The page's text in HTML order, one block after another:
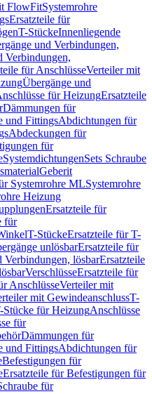
FlowFitSystemrohre
Ersatzteile für
T-StückeInnenliegende
und Verbindungen,
Verbindungen,
für AnschlüsseVerteiler mit
Übergänge und
für HeizungErsatzteile
Dämmungen für
und FittingsAbdichtungen für
Abdeckungen für
für
SystemdichtungenSets Schraube
Geberit
Systemrohre MLSystemrohre
Heizung
Ersatzteile für
für
T-StückeErsatzteile für T-
unlösbarErsatzteile für
Verbindungen, lösbarErsatzteile
VerschlüsseErsatzteile für
AnschlüsseVerteiler mit
mit GewindeanschlussT-
Stücke für HeizungAnschlüsse
für
Dämmungen für
und FittingsAbdichtungen für
Befestigungen für
Ersatzteile für Befestigungen für
für